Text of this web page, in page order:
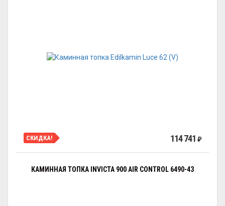
СКИДКА! 114 741 ₽
КАМИННАЯ ТОПКА INVICTA 900 AIR CONTROL 6490-43